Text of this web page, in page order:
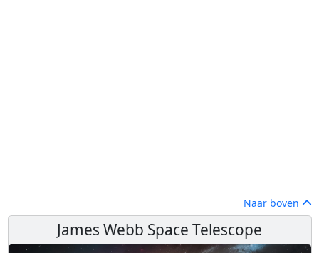
Naar boven
James Webb Space Telescope